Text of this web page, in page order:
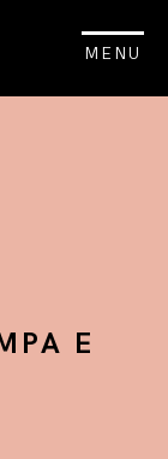
MENU
E